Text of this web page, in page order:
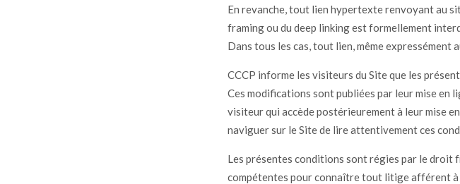
En revanche, tout lien hypertexte renvoyant au
framing ou du deep linking est formellement
Dans tous les cas, tout lien, même expressément
CCCP informe les visiteurs du Site que les
Ces modifications sont publiées par leur mise en
visiteur qui accède postérieurement à leur mise
naviguer sur le Site de lire attentivement ces
Les présentes conditions sont régies par le
compétentes pour connaître tout litige afférent